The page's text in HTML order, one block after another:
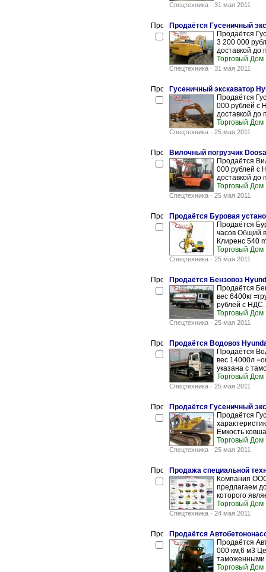
Спецтехника - 31 мая 2011
Продаётся Гусеничный
Продаётся
3 200 000
доставкой до
Торговый Дом
Спецтехника - 31 мая 2011
Гусеничный экскаватор
Продаётся
000 рублей с
доставкой до
Торговый Дом
Спецтехника - 25 мая 2011
Вилочный погрузчик
Продаётся
000 рублей с
доставкой до
Торговый Дом
Спецтехника - 25 мая 2011
Продаётся Буровая
Продаётся
часов Общий
Клиренс 540
Торговый Дом
Спецтехника - 25 мая 2011
Продаётся Бензовоз
Продаётся
вес 6400кг
рублей с НДС.
Торговый Дом
Спецтехника - 25 мая 2011
Продаётся Водовоз
Продаётся
вес 14000л
указана с
Торговый Дом
Спецтехника - 25 мая 2011
Продаётся Гусеничный
Продаётся
Емкость
Торговый Дом
Спецтехника - 25 мая 2011
Продажа специальной
Компания
предлагаем
которого
Торговый Дом
Спецтехника - 24 мая 2011
Продаётся
Продаётся
000 км,6 м3
таможенными
Торговый Дом